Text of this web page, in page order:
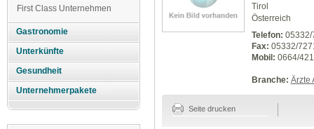
First Class Unternehmen
Gastronomie
Unterkünfte
Gesundheit
Unternehmerpakete
Tirol
Österreich
Telefon: 05332/
Fax: 05332/
Mobil: 0664/
Branche: Ärzte
Seite drucken